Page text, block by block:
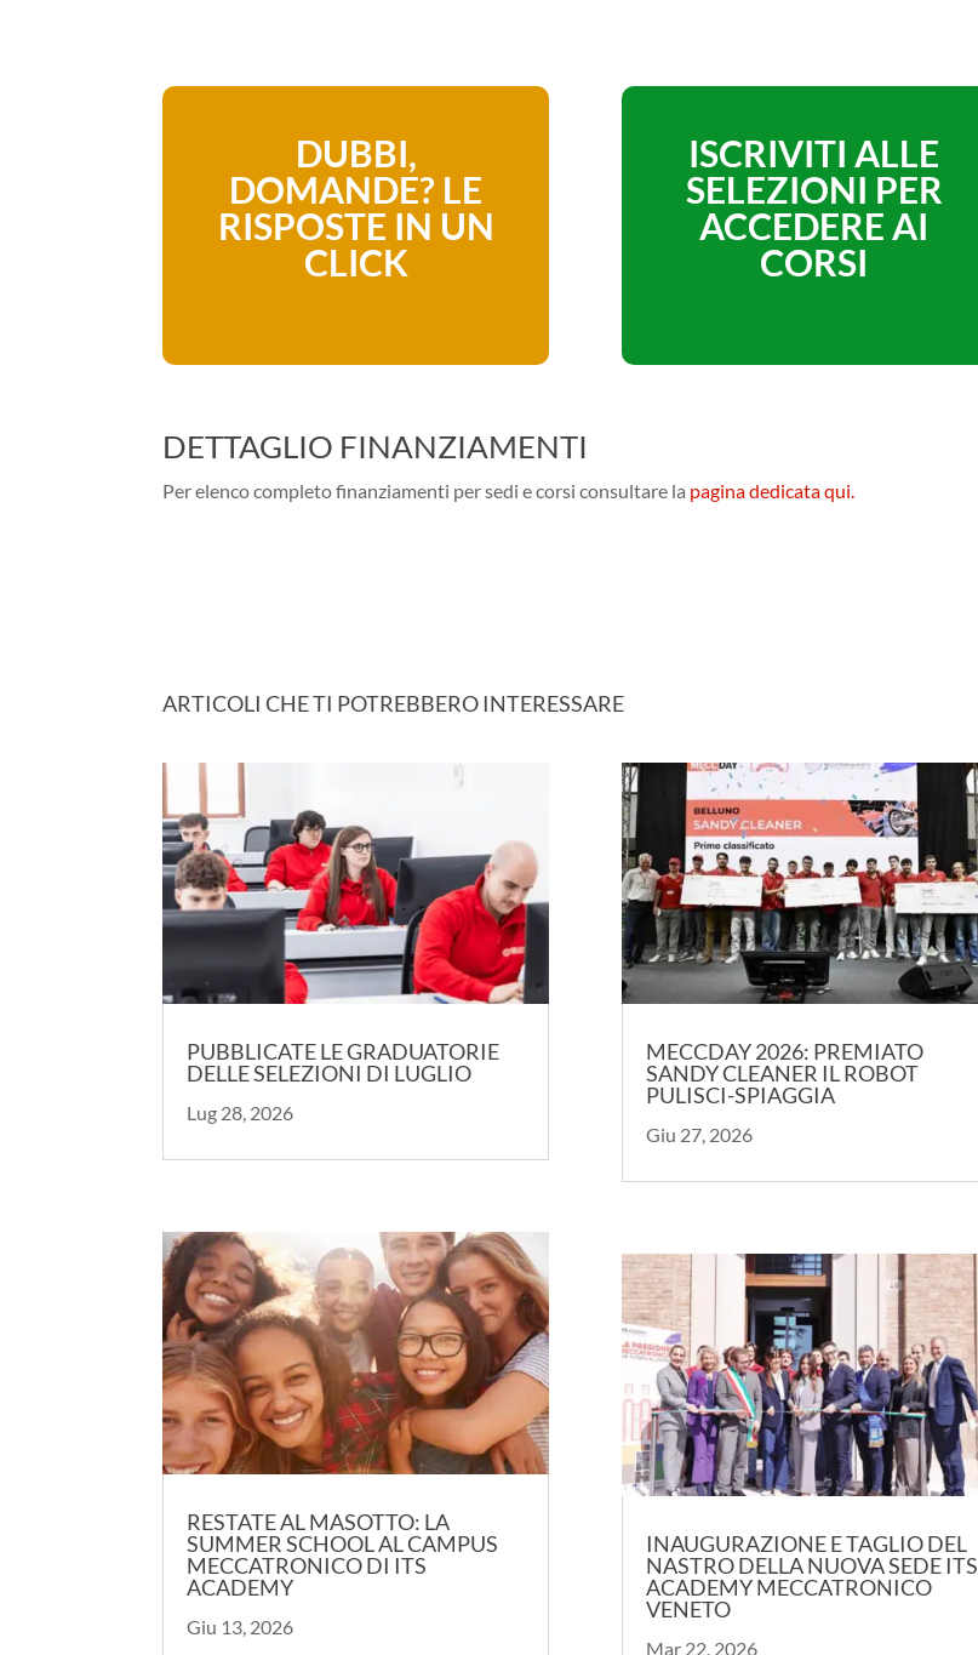
DUBBI,
DOMANDE? LE
RISPOSTE IN UN
CLICK
ISCRIVITI ALLE
SELEZIONI PER
ACCEDERE AI
CORSI
DETTAGLIO FINANZIAMENTI
Per elenco completo finanziamenti per sedi e corsi consultare la pagina dedicata qui.
ARTICOLI CHE TI POTREBBERO INTERESSARE
PUBBLICATE LE GRADUATORIE
DELLE SELEZIONI DI LUGLIO
Lug 28, 2026
RESTATE AL MASOTTO: LA
SUMMER SCHOOL AL CAMPUS
MECCATRONICO DI ITS
ACADEMY
Giu 13, 2026
MECCDAY 2026: PREMIATO
SANDY CLEANER IL ROBOT
PULISCI-SPIAGGIA
Giu 27, 2026
INAUGURAZIONE E TAGLIO DEL
NASTRO DELLA NUOVA SEDE ITS
ACADEMY MECCATRONICO
VENETO
Mar 22, 2026